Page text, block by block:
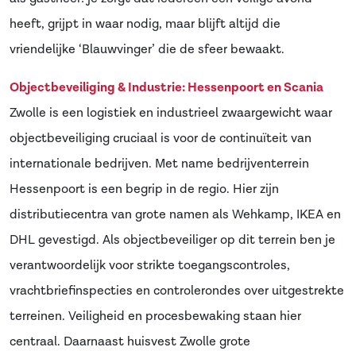
heeft, grijpt in waar nodig, maar blijft altijd die
vriendelijke ‘Blauwvinger’ die de sfeer bewaakt.
Objectbeveiliging & Industrie: Hessenpoort en Scania
Zwolle is een logistiek en industrieel zwaargewicht waar
objectbeveiliging cruciaal is voor de continuïteit van
internationale bedrijven. Met name bedrijventerrein
Hessenpoort is een begrip in de regio. Hier zijn
distributiecentra van grote namen als Wehkamp, IKEA en
DHL gevestigd. Als objectbeveiliger op dit terrein ben je
verantwoordelijk voor strikte toegangscontroles,
vrachtbriefinspecties en controlerondes over uitgestrekte
terreinen. Veiligheid en procesbewaking staan hier
centraal. Daarnaast huisvest Zwolle grote